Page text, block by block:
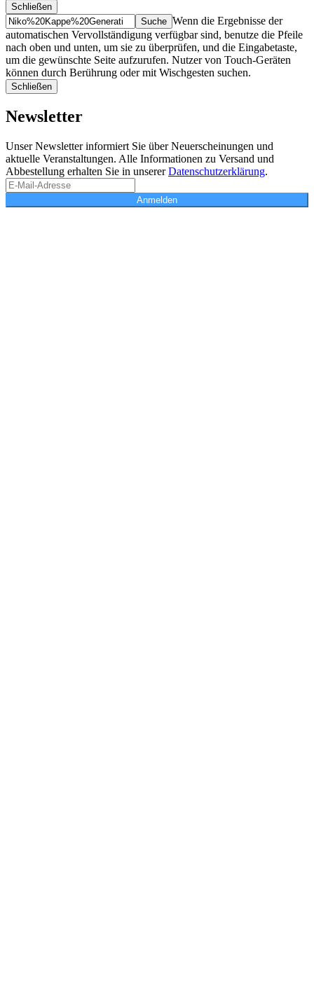
Schließen
Suche
Finde
…
Wenn die Ergebnisse der
automatischen Vervollständigung verfügbar sind, benutze die Pfeile
nach oben und unten, um sie zu überprüfen, und die Eingabetaste,
um die gewünschte Seite aufzurufen. Nutzer von Touch-Geräten
können durch Berührung oder mit Wischgesten suchen.
Schließen
Newsletter
Unser Newsletter informiert Sie über Neuerscheinungen und
aktuelle Veranstaltungen. Alle Informationen zu Versand und
Abbestellung erhalten Sie in unsererDatenschutzerklärung.
Anmelden